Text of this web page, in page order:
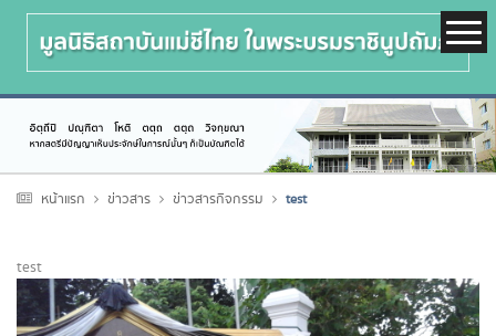
หน้าแรก ข่าวสาร ข่าวสารกิจกรรม test
test